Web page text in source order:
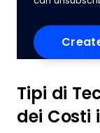
Tipi di
dei Costi